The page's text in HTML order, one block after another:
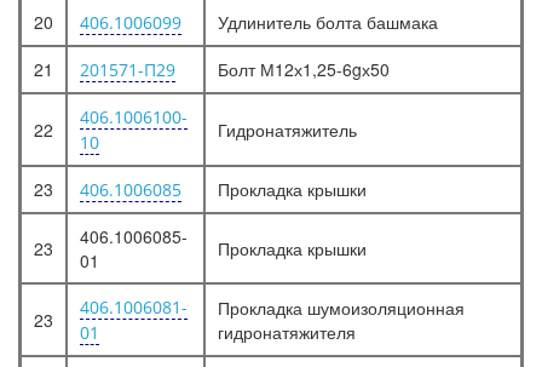
20 406.1006099
Удлинитель болта башмака
21
201571-П29 Болт М12х1,25-6gх50
22
406.1006100-
10
Гидронатяжитель
23 406.1006085 Прокладка крышки
23
406.1006085-
01
Прокладка крышки
23
406.1006081-
01
Прокладка шумоизоляционная
гидронатяжителя